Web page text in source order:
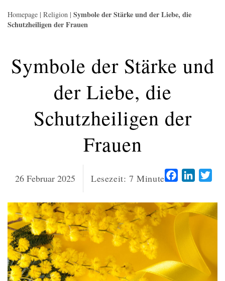
Homepage | Religion | Symbole der Stärke und der Liebe, die
Schutzheiligen der Frauen
Symbole der Stärke und
der Liebe, die
Schutzheiligen der
Frauen
26 Februar 2025 Lesezeit: 7 Minuten Facebook